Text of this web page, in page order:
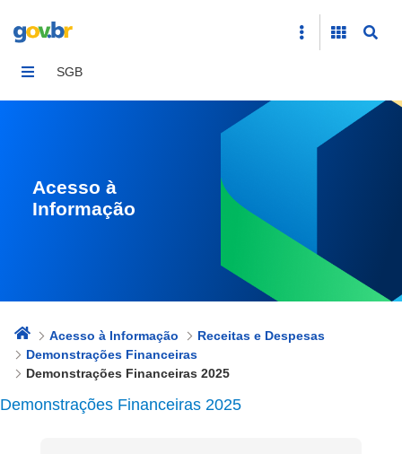
SGB
Acesso à
Informação
Acesso à Informação
Receitas e Despesas
Demonstrações Financeiras
Demonstrações Financeiras 2025
Demonstrações Financeiras 2025